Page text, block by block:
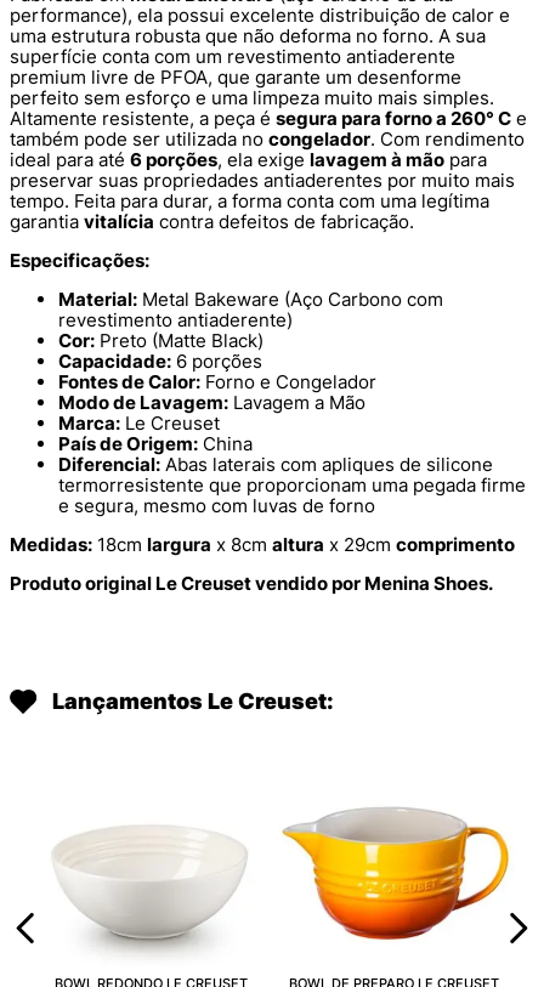
performance), ela possui excelente distribuição de calor e
uma estrutura robusta que não deforma no forno. A sua
superfície conta com um revestimento antiaderente
premium livre de PFOA, que garante um desenforme
perfeito sem esforço e uma limpeza muito mais simples.
Altamente resistente, a peça é segura para forno a 260° C e
também pode ser utilizada no congelador. Com rendimento
ideal para até 6 porções, ela exige lavagem à mão para
preservar suas propriedades antiaderentes por muito mais
tempo. Feita para durar, a forma conta com uma legítima
garantia vitalícia contra defeitos de fabricação.
Especificações:
Material: Metal Bakeware (Aço Carbono com
revestimento antiaderente)
Cor: Preto (Matte Black)
Capacidade: 6 porções
Fontes de Calor: Forno e Congelador
Modo de Lavagem: Lavagem a Mão
Marca: Le Creuset
País de Origem: China
Diferencial: Abas laterais com apliques de silicone
termorresistente que proporcionam uma pegada firme
e segura, mesmo com luvas de forno
Medidas: 18cm largura x 8cm altura x 29cm comprimento
Produto original Le Creuset vendido por Menina Shoes.
Lançamentos Le Creuset:
BOWL REDONDO LE CREUSET BOWL DE PREPARO LE CREUSET